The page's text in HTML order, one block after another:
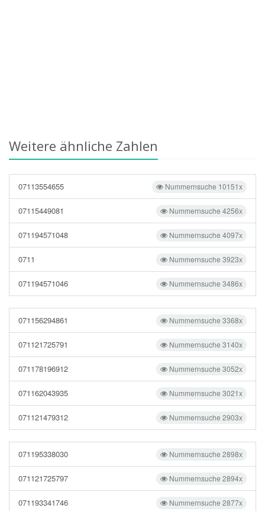
Weitere ähnliche Zahlen
Nummernsuche 10151x
07113554655
Nummernsuche 4256x
07115449081
Nummernsuche 4097x
071194571048
Nummernsuche 3923x
0711
Nummernsuche 3486x
071194571046
Nummernsuche 3368x
071156294861
Nummernsuche 3140x
071121725791
Nummernsuche 3052x
071178196912
Nummernsuche 3021x
071162043935
Nummernsuche 2903x
071121479312
Nummernsuche 2898x
071195338030
Nummernsuche 2894x
071121725797
Nummernsuche 2877x
071193341746